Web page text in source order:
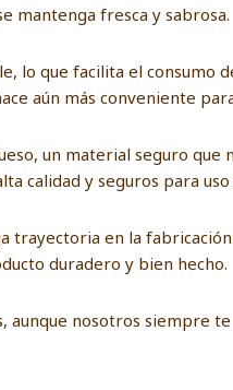
mantenga fresca y sabrosa.
lo que facilita el consumo
aún más conveniente
un material seguro que
calidad y seguros para
trayectoria en la
duradero y bien hecho.
aunque nosotros siempre